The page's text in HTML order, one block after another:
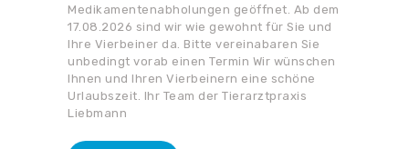
Medikamentenabholungen geöffnet. Ab dem
17.08.2026 sind wir wie gewohnt für Sie und
Ihre Vierbeiner da. Bitte vereinabaren Sie
unbedingt vorab einen Termin Wir wünschen
Ihnen und Ihren Vierbeinern eine schöne
Urlaubszeit. Ihr Team der Tierarztpraxis
Liebmann